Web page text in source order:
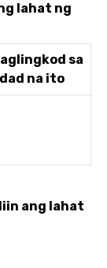
lahat ng
sa
na ito
ang lahat